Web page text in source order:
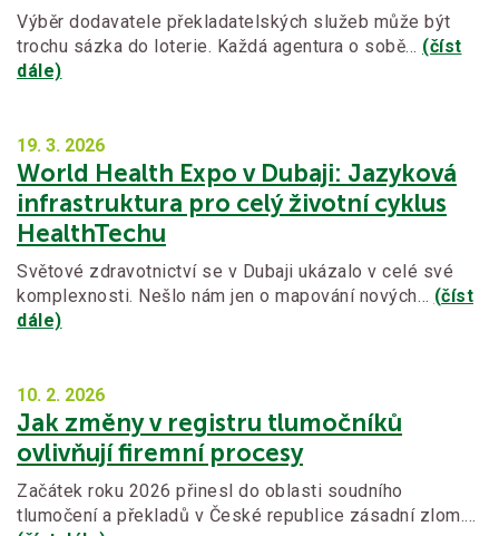
Výběr dodavatele překladatelských služeb může být
trochu sázka do loterie. Každá agentura o sobě… (číst
dále)
19. 3. 2026
World Health Expo v Dubaji: Jazyková
infrastruktura pro celý životní cyklus
HealthTechu
Světové zdravotnictví se v Dubaji ukázalo v celé své
komplexnosti. Nešlo nám jen o mapování nových… (číst
dále)
10. 2. 2026
Jak změny v registru tlumočníků
ovlivňují firemní procesy
Začátek roku 2026 přinesl do oblasti soudního
tlumočení a překladů v České republice zásadní zlom.…